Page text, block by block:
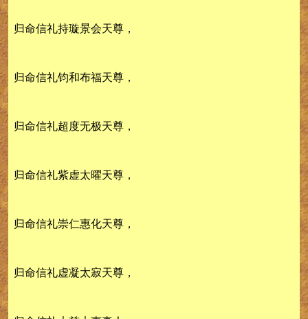
归命信礼持璇景会天尊，
归命信礼钧和布福天尊，
归命信礼超度无极天尊，
归命信礼紫虚太曜天尊，
归命信礼崇仁惠化天尊，
归命信礼虚凝太寂天尊，